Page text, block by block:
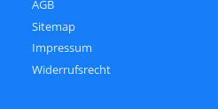
AGB
Sitemap
Impressum
Widerrufsrecht